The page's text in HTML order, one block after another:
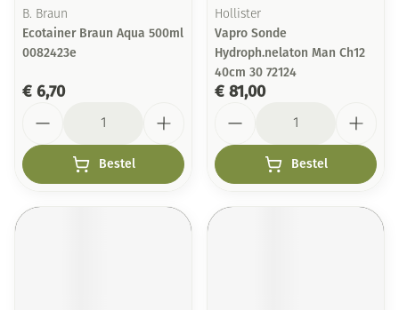
B. Braun
Ecotainer Braun Aqua 500ml
0082423e
€ 6,70
Bestel
Hollister
Vapro Sonde
Hydroph.nelaton Man Ch12
40cm 30 72124
€ 81,00
Bestel